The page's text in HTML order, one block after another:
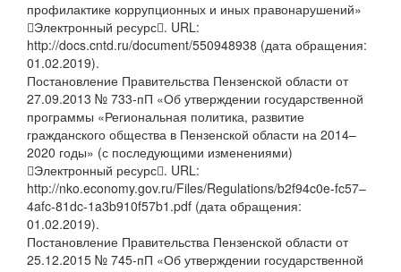
профилактике коррупционных и иных правонарушений»
Электронный ресурс. URL:
http://docs.cntd.ru/document/550948938 (дата обращения:
01.02.2019).
Постановление Правительства Пензенской области от
27.09.2013 № 733-пП «Об утверждении государственной
программы «Региональная политика, развитие
гражданского общества в Пензенской области на 2014–
2020 годы» (с последующими изменениями)
Электронный ресурс. URL:
http://nko.economy.gov.ru/Files/Regulations/b2f94c0e-fc57–
4afc-81dc-1a3b910f57b1.pdf (дата обращения:
01.02.2019).
Постановление Правительства Пензенской области от
25.12.2015 № 745-пП «Об утверждении государственной